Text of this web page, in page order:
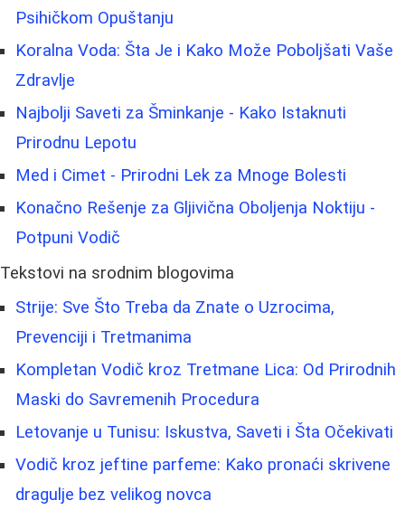
Psihičkom Opuštanju
Koralna Voda: Šta Je i Kako Može Poboljšati Vaše
Zdravlje
Najbolji Saveti za Šminkanje - Kako Istaknuti
Prirodnu Lepotu
Med i Cimet - Prirodni Lek za Mnoge Bolesti
Konačno Rešenje za Gljivična Oboljenja Noktiju -
Potpuni Vodič
Tekstovi na srodnim blogovima
Strije: Sve Što Treba da Znate o Uzrocima,
Prevenciji i Tretmanima
Kompletan Vodič kroz Tretmane Lica: Od Prirodnih
Maski do Savremenih Procedura
Letovanje u Tunisu: Iskustva, Saveti i Šta Očekivati
Vodič kroz jeftine parfeme: Kako pronaći skrivene
dragulje bez velikog novca